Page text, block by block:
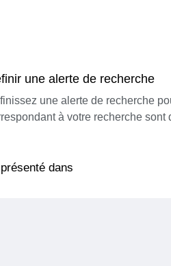
une alerte de recherche
une alerte de recherche
à votre recherche sont
dans